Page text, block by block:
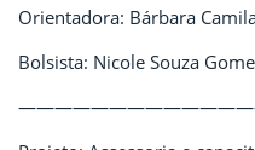
Orientadora: Bárbara
Bolsista: Nicole Souza